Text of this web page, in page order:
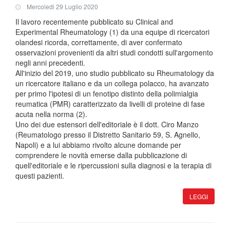
Mercoledi 29 Luglio 2020
Il lavoro recentemente pubblicato su Clinical and
Experimental Rheumatology (1) da una equipe di ricercatori
olandesi ricorda, correttamente, di aver confermato
osservazioni provenienti da altri studi condotti sull'argomento
negli anni precedenti.
All'inizio del 2019, uno studio pubblicato su Rheumatology da
un ricercatore italiano e da un collega polacco, ha avanzato
per primo l'ipotesi di un fenotipo distinto della polimialgia
reumatica (PMR) caratterizzato da livelli di proteine di fase
acuta nella norma (2).
Uno dei due estensori dell'editoriale è il dott. Ciro Manzo
(Reumatologo presso il Distretto Sanitario 59, S. Agnello,
Napoli) e a lui abbiamo rivolto alcune domande per
comprendere le novità emerse dalla pubblicazione di
quell'editoriale e le ripercussioni sulla diagnosi e la terapia di
questi pazienti.
LEGGI